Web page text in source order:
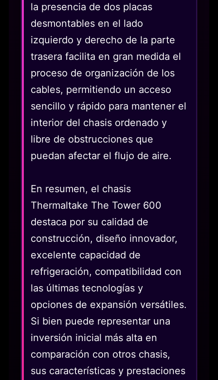
la presencia de dos placas
desmontables en el lado
izquierdo y derecho de la parte
trasera facilita en gran medida el
proceso de organización de los
cables, permitiendo un acceso
sencillo y rápido para mantener el
interior del chasis ordenado y
libre de obstrucciones que
puedan afectar el flujo de aire.
En resumen, el chasis
Thermaltake The Tower 600
destaca por su calidad de
construcción, diseño innovador,
excelente capacidad de
refrigeración, compatibilidad con
las últimas tecnologías y
opciones de expansión versátiles.
Si bien puede representar una
inversión inicial más alta en
comparación con otros chasis,
sus características y prestaciones